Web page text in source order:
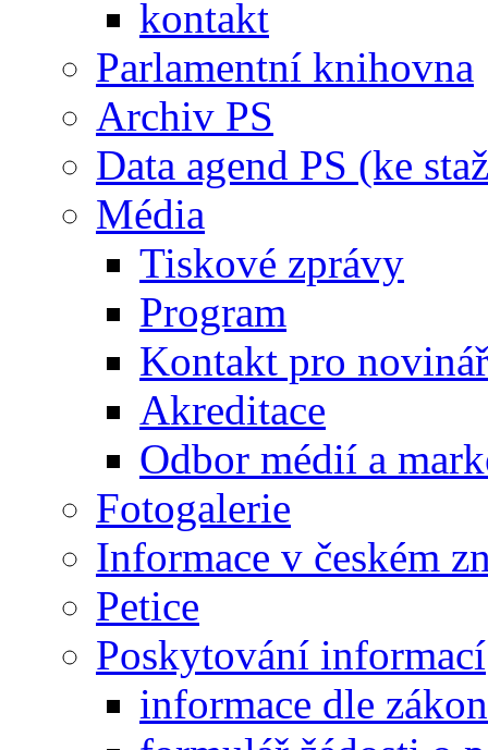
kontakt
Parlamentní knihovna
Archiv PS
Data agend PS (ke
Média
Tiskové zprávy
Program
Kontakt pro
Akreditace
Odbor médií a
Fotogalerie
Informace v českém
Petice
Poskytování informací
informace dle